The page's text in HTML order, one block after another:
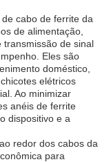
cabo de ferrite da
de alimentação,
transmissão de sinal
Eles são
doméstico,
elétricos
Ao minimizar
anéis de ferrite
dispositivo e a
redor dos cabos da
para